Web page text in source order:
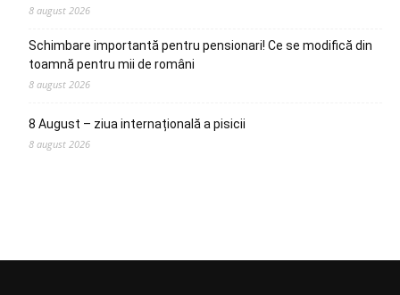
8 august 2026
Schimbare importantă pentru pensionari! Ce se modifică din
toamnă pentru mii de români
8 august 2026
8 August – ziua internațională a pisicii
8 august 2026